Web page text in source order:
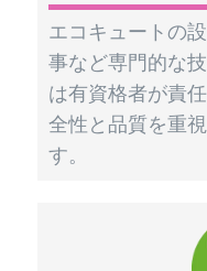
エコキュートの
事など専門的な
は有資格者が責
全性と品質を重
す。